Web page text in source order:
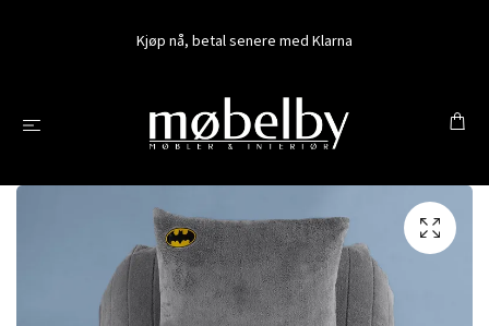
Kjøp nå, betal senere med Klarna